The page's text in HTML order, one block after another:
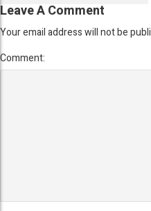
Leave A Comment
Your email address will not be
Comment: